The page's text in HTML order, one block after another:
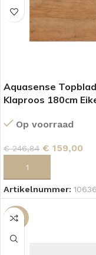
Aquasense Topblad
Klaproos 180cm
Op voorraad
€246,84 € 159,00
Artikelnummer: 10636
-56%